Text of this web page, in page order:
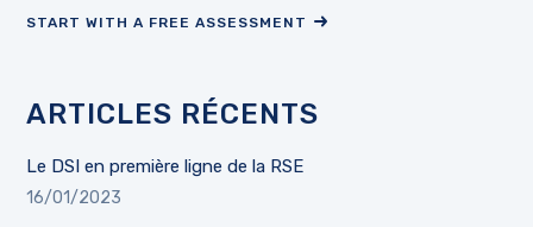
START WITH A FREE ASSESSMENT
ARTICLES RÉCENTS
Le DSI en première ligne de la RSE
16/01/2023